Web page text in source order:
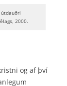
útdauðri
2000.
og af því